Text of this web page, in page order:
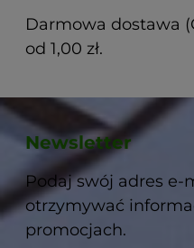
Darmowa dostawa
od 1,00 zł.
Newsletter
Podaj swój adres e-
otrzymywać
promocjach.